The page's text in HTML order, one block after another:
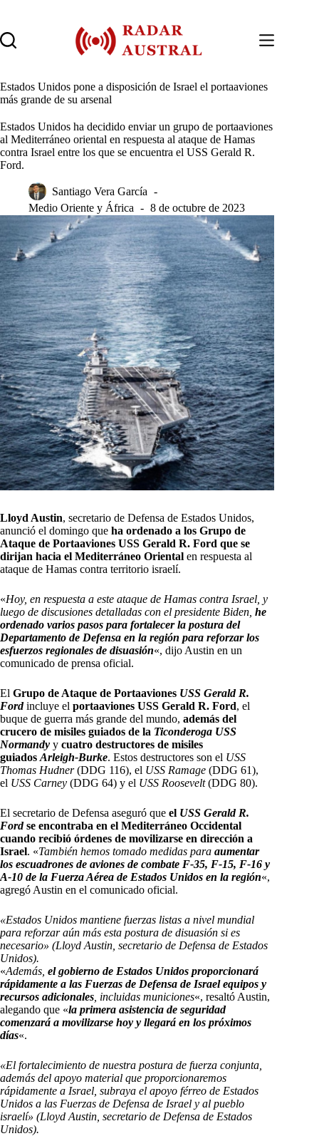
contenido
Estados Unidos pone a disposición de Israel el portaaviones
más grande de su arsenal
Estados Unidos ha decidido enviar un grupo de portaaviones
al Mediterráneo oriental en respuesta al ataque de Hamas
contra Israel entre los que se encuentra el USS Gerald R.
Ford.
Santiago Vera García
Medio Oriente y África
8 de octubre de 2023
Lloyd Austin, secretario de Defensa de Estados Unidos,
anunció el domingo que ha ordenado a los Grupo de
Ataque de Portaaviones USS Gerald R. Ford que se
dirijan hacia el Mediterráneo Oriental en respuesta al
ataque de Hamas contra territorio israelí.
«Hoy, en respuesta a este ataque de Hamas contra Israel, y
luego de discusiones detalladas con el presidente Biden, he
ordenado varios pasos para fortalecer la postura del
Departamento de Defensa en la región para reforzar los
esfuerzos regionales de disuasión«, dijo Austin en un
comunicado de prensa oficial.
El Grupo de Ataque de Portaaviones USS Gerald R.
Fordincluye el portaaviones USS Gerald R. Ford, el
buque de guerra más grande del mundo, además del
crucero de misiles guiados de la Ticonderoga USS
Normandy y cuatro destructores de misiles
guiados Arleigh-Burke. Estos destructores son el USS
Thomas Hudner(DDG 116), el USS Ramage (DDG 61),
el USS Carney (DDG 64) y el USS Roosevelt(DDG 80).
El secretario de Defensa aseguró que el USS Gerald R.
Fordse encontraba en el Mediterráneo Occidental
cuando recibió órdenes de movilizarse en dirección a
Israel. «También hemos tomado medidas para aumentar
los escuadrones de aviones de combate F-35, F-15, F-16 y
A-10 de la Fuerza Aérea de Estados Unidos en la región«,
agregó Austin en el comunicado oficial.
«Estados Unidos mantiene fuerzas listas a nivel mundial
para reforzar aún más esta postura de disuasión si es
necesario» (Lloyd Austin, secretario de Defensa de Estados
Unidos).
«Además, el gobierno de Estados Unidos proporcionará
rápidamente a las Fuerzas de Defensa de Israel equipos y
recursos adicionales , incluidas municiones«, resaltó Austin,
alegando que «la primera asistencia de seguridad
comenzará a movilizarse hoy y llegará en los próximos
días«.
«El fortalecimiento de nuestra postura de fuerza conjunta,
además del apoyo material que proporcionaremos
rápidamente a Israel, subraya el apoyo férreo de Estados
Unidos a las Fuerzas de Defensa de Israel y al pueblo
israelí» (Lloyd Austin, secretario de Defensa de Estados
Unidos).